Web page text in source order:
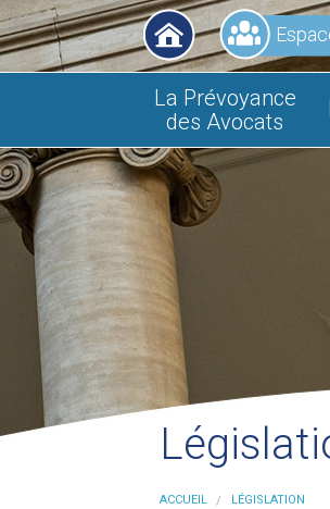
La Prévoyance
des Avocats
ACCUEIL LÉGISLATION